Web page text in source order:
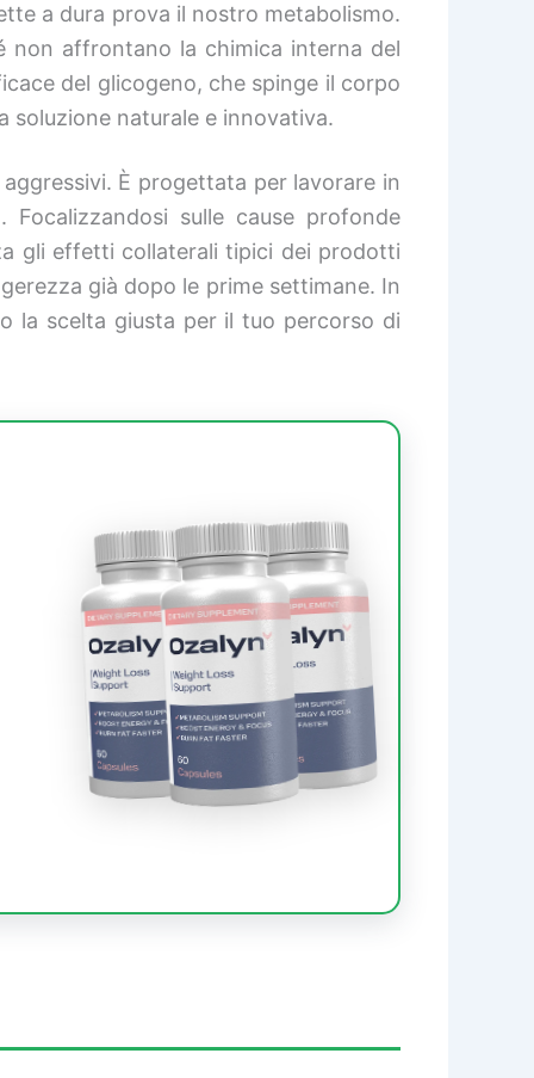
a dura prova il nostro metabolismo.
non affrontano la chimica interna del
del glicogeno, che spinge il corpo
soluzione naturale e innovativa.
È progettata per lavorare in
sulle cause profonde
gli effetti collaterali tipici dei prodotti
già dopo le prime settimane. In
la scelta giusta per il tuo percorso di